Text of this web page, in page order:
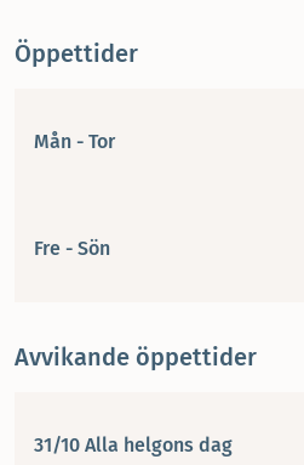
Öppettider
Mån - Tor
Fre - Sön
Avvikande öppettider
31/10 Alla helgons dag